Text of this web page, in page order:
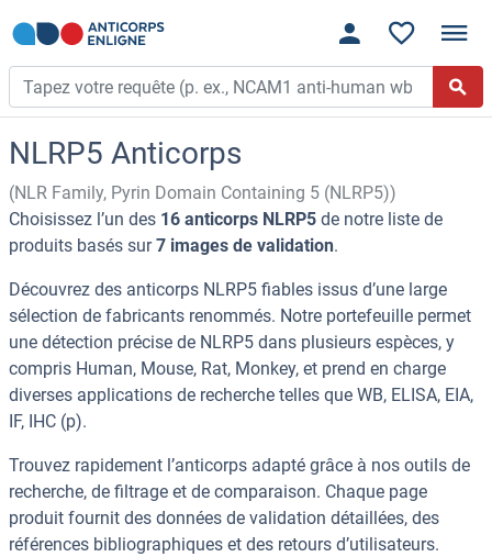
NLRP5 Anticorps
(NLR Family, Pyrin Domain Containing 5 (NLRP5))
Choisissez l’un des 16 anticorps NLRP5 de notre liste de
produits basés sur7 images de validation.
Découvrez des anticorps NLRP5 fiables issus d’une large
sélection de fabricants renommés. Notre portefeuille permet
une détection précise de NLRP5 dans plusieurs espèces, y
compris Human, Mouse, Rat, Monkey, et prend en charge
diverses applications de recherche telles que WB, ELISA, EIA,
IF, IHC (p).
Trouvez rapidement l’anticorps adapté grâce à nos outils de
recherche, de filtrage et de comparaison. Chaque page
produit fournit des données de validation détaillées, des
références bibliographiques et des retours d’utilisateurs.